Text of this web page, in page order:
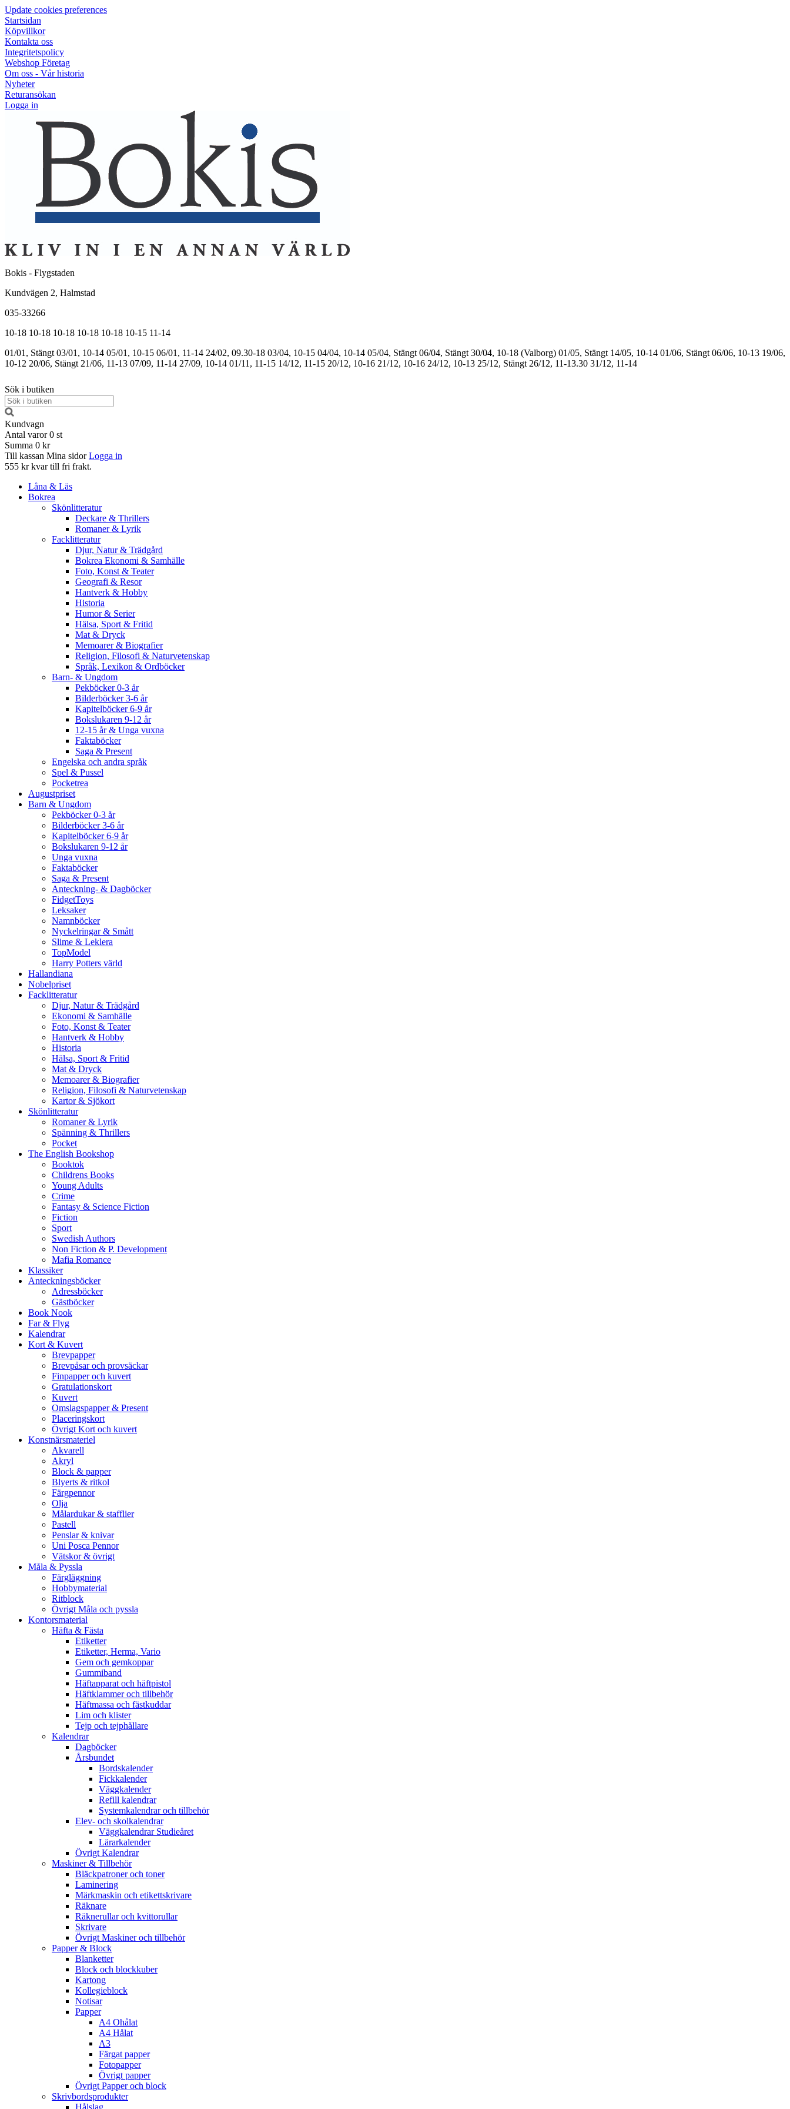
Update cookies preferences
Startsidan
Köpvillkor
Kontakta oss
Integritetspolicy
Webshop Företag
Om oss - Vår historia
Nyheter
Returansökan
Logga in
Bokis - Flygstaden
Kundvägen 2, Halmstad
035-33266
10-18 10-18 10-18 10-18 10-18 10-15 11-14
01/01, Stängt 03/01, 10-14 05/01, 10-15 06/01, 11-14 24/02, 09.30-18 03/04, 10-15 04/04, 10-14 05/04, Stängt 06/04, Stängt 30/04, 10-18 (Valborg) 01/05, Stängt 14/05, 10-14 01/06, Stängt 06/06, 10-13 19/06,
10-12 20/06, Stängt 21/06, 11-13 07/09, 11-14 27/09, 10-14 01/11, 11-15 14/12, 11-15 20/12, 10-16 21/12, 10-16 24/12, 10-13 25/12, Stängt 26/12, 11-13.30 31/12, 11-14
Sök i butiken
Kundvagn
Antal varor 0 st
Summa 0 kr
Till kassan Mina sidor Logga in
555 kr kvar till fri frakt.
Låna & Läs
Bokrea
Skönlitteratur
Deckare & Thrillers
Romaner & Lyrik
Facklitteratur
Djur, Natur & Trädgård
Bokrea Ekonomi & Samhälle
Foto, Konst & Teater
Geografi & Resor
Hantverk & Hobby
Historia
Humor & Serier
Hälsa, Sport & Fritid
Mat & Dryck
Memoarer & Biografier
Religion, Filosofi & Naturvetenskap
Språk, Lexikon & Ordböcker
Barn- & Ungdom
Pekböcker 0-3 år
Bilderböcker 3-6 år
Kapitelböcker 6-9 år
Bokslukaren 9-12 år
12-15 år & Unga vuxna
Faktaböcker
Saga & Present
Engelska och andra språk
Spel & Pussel
Pocketrea
Augustpriset
Barn & Ungdom
Pekböcker 0-3 år
Bilderböcker 3-6 år
Kapitelböcker 6-9 år
Bokslukaren 9-12 år
Unga vuxna
Faktaböcker
Saga & Present
Anteckning- & Dagböcker
FidgetToys
Leksaker
Namnböcker
Nyckelringar & Smått
Slime & Leklera
TopModel
Harry Potters värld
Hallandiana
Nobelpriset
Facklitteratur
Djur, Natur & Trädgård
Ekonomi & Samhälle
Foto, Konst & Teater
Hantverk & Hobby
Historia
Hälsa, Sport & Fritid
Mat & Dryck
Memoarer & Biografier
Religion, Filosofi & Naturvetenskap
Kartor & Sjökort
Skönlitteratur
Romaner & Lyrik
Spänning & Thrillers
Pocket
The English Bookshop
Booktok
Childrens Books
Young Adults
Crime
Fantasy & Science Fiction
Fiction
Sport
Swedish Authors
Non Fiction & P. Development
Mafia Romance
Klassiker
Anteckningsböcker
Adressböcker
Gästböcker
Book Nook
Far & Flyg
Kalendrar
Kort & Kuvert
Brevpapper
Brevpåsar och provsäckar
Finpapper och kuvert
Gratulationskort
Kuvert
Omslagspapper & Present
Placeringskort
Övrigt Kort och kuvert
Konstnärsmateriel
Akvarell
Akryl
Block & papper
Blyerts & ritkol
Färgpennor
Olja
Målardukar & stafflier
Pastell
Penslar & knivar
Uni Posca Pennor
Vätskor & övrigt
Måla & Pyssla
Färgläggning
Hobbymaterial
Ritblock
Övrigt Måla och pyssla
Kontorsmaterial
Häfta & Fästa
Etiketter
Etiketter, Herma, Vario
Gem och gemkoppar
Gummiband
Häftapparat och häftpistol
Häftklammer och tillbehör
Häftmassa och fästkuddar
Lim och klister
Tejp och tejphållare
Kalendrar
Dagböcker
Årsbundet
Bordskalender
Fickkalender
Väggkalender
Refill kalendrar
Systemkalendrar och tillbehör
Elev- och skolkalendrar
Väggkalendrar Studieåret
Lärarkalender
Övrigt Kalendrar
Maskiner & Tillbehör
Bläckpatroner och toner
Laminering
Märkmaskin och etikettskrivare
Räknare
Räknerullar och kvittorullar
Skrivare
Övrigt Maskiner och tillbehör
Papper & Block
Blanketter
Block och blockkuber
Kartong
Kollegieblock
Notisar
Papper
A4 Ohålat
A4 Hålat
A3
Färgat papper
Fotopapper
Övrigt papper
Övrigt Papper och block
Skrivbordsprodukter
Hålslag